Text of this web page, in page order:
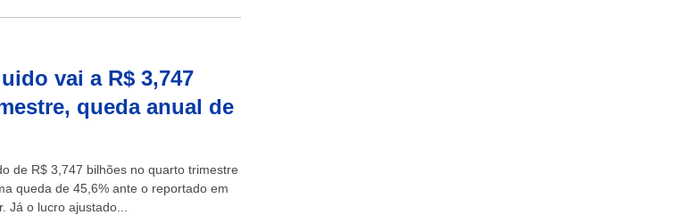
vai a R$ 3,747
queda anual de
de R$ 3,747 bilhões no quarto trimestre
queda de 45,6% ante o reportado em
Já o lucro ajustado...